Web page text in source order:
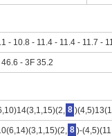
- 10.8 - 11.4 - 11.4 - 11.7 -
- 3F 35.2
8
8 )-